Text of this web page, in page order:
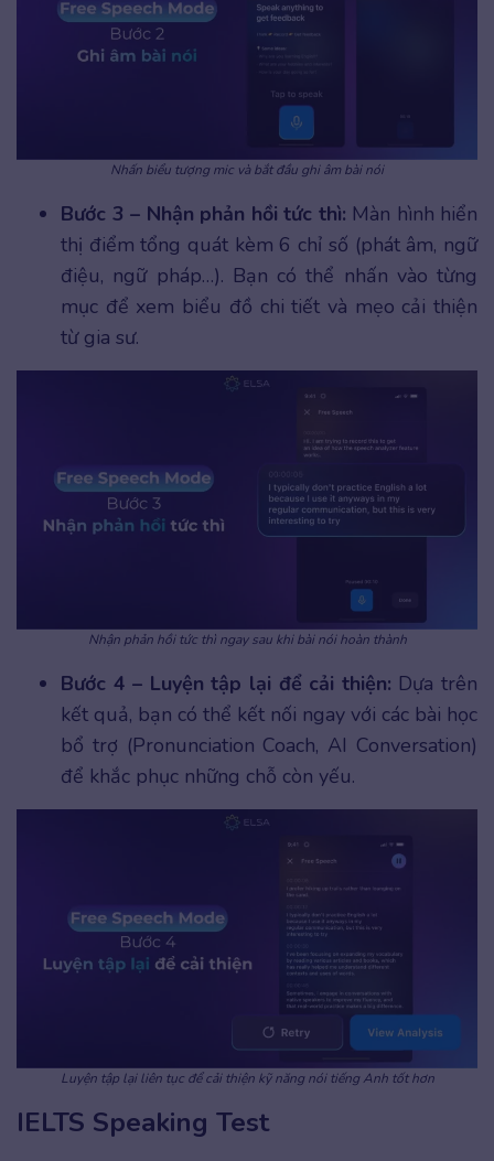
Nhấn biểu tượng mic và bắt đầu ghi âm bài nói
Bước 3 – Nhận phản hồi tức thì: Màn hình hiển
thị điểm tổng quát kèm 6 chỉ số (phát âm, ngữ
điệu, ngữ pháp…). Bạn có thể nhấn vào từng
mục để xem biểu đồ chi tiết và mẹo cải thiện
từ gia sư.
Nhận phản hồi tức thì ngay sau khi bài nói hoàn thành
Bước 4 – Luyện tập lại để cải thiện: Dựa trên
kết quả, bạn có thể kết nối ngay với các bài học
bổ trợ (Pronunciation Coach, AI Conversation)
để khắc phục những chỗ còn yếu.
Luyện tập lại liên tục để cải thiện kỹ năng nói tiếng Anh tốt hơn
IELTS Speaking Test